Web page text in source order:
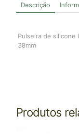
Descrição
Pulseira de silicone
38mm
Produtos